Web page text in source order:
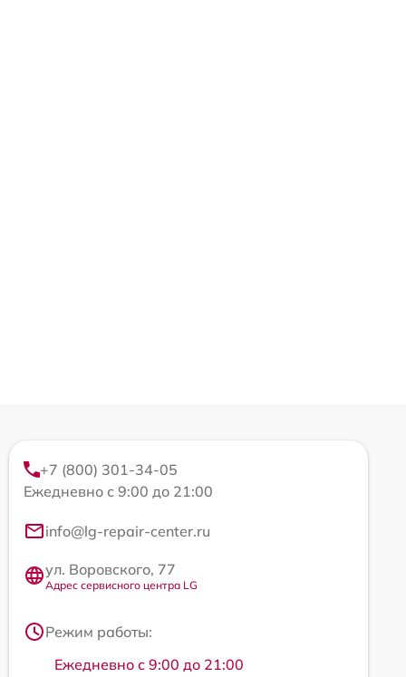
+7 (800) 301-34-05
Ежедневно с 9:00 до 21:00
info@lg-repair-center.ru
ул. Воровского, 77
Адрес сервисного центра LG
Режим работы:
Ежедневно с 9:00 до 21:00